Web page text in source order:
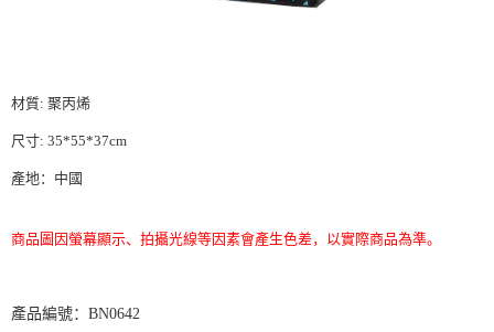
材質: 聚丙烯
尺寸: 35*55*37cm
產地：中國
商品圖因螢幕顯示、拍攝光線等因素會產生色差，以實際商品為準。
產品編號： BN0642